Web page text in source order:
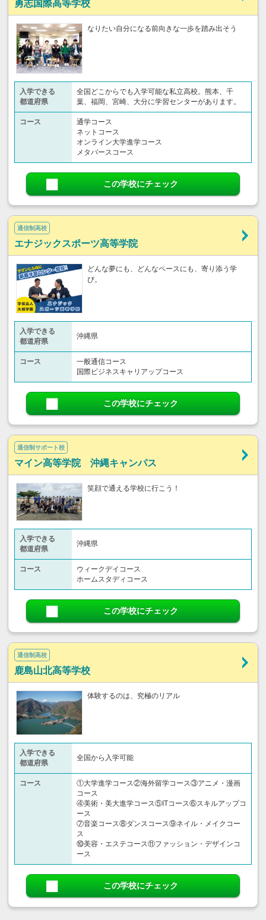
勇志国際高等学校
なりたい自分になる前向きな一歩を踏み出そう
入学できる
都道府県
全国どこからでも入学可能な私立高校。熊本、千
葉、福岡、宮崎、大分に学習センターがあります。
コース
通学コース
ネットコース
オンライン大学進学コース
メタバースコース
この学校にチェック
通信制高校
エナジックスポーツ高等学院
どんな夢にも、どんなペースにも、寄り添う学
び。
入学できる
都道府県
沖縄県
コース
一般通信コース
国際ビジネスキャリアップコース
この学校にチェック
通信制サポート校
マイン高等学院 沖縄キャンパス
笑顔で通える学校に行こう！
入学できる
都道府県
沖縄県
コース
ウィークデイコース
ホームスタディコース
この学校にチェック
通信制高校
鹿島山北高等学校
体験するのは、究極のリアル
入学できる
都道府県
全国から入学可能
コース
①大学進学コース②海外留学コース③アニメ・漫画
コース
④美術・美大進学コース⑤ITコース⑥スキルアップコ
ース
⑦音楽コース⑧ダンスコース⑨ネイル・メイクコー
ス
⑩美容・エステコース⑪ファッション・デザインコ
ース
この学校にチェック